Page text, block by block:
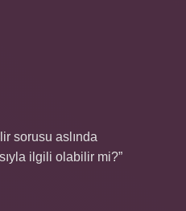
sorusu aslında
ilgili olabilir mi?”